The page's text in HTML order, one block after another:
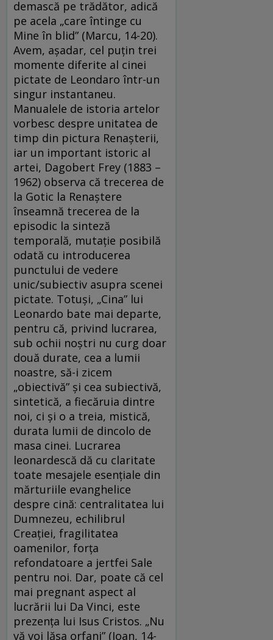
demască pe trădător, adică
pe acela „care întinge cu
Mine în blid” (Marcu, 14-20).
Avem, așadar, cel puțin trei
momente diferite al cinei
pictate de Leondaro într-un
singur instantaneu.
Manualele de istoria artelor
vorbesc despre unitatea de
timp din pictura Renașterii,
iar un important istoric al
artei, Dagobert Frey (1883 –
1962) observa că trecerea de
la Gotic la Renaștere
înseamnă trecerea de la
episodic la sinteză
temporală, mutație posibilă
odată cu introducerea
punctului de vedere
unic/subiectiv asupra scenei
pictate. Totuși, „Cina” lui
Leonardo bate mai departe,
pentru că, privind lucrarea,
sub ochii noștri nu curg doar
două durate, cea a lumii
noastre, să-i zicem
„obiectivă” și cea subiectivă,
sintetică, a fiecăruia dintre
noi, ci și o a treia, mistică,
durata lumii de dincolo de
masa cinei. Lucrarea
leonardescă dă cu claritate
toate mesajele esențiale din
mărturiile evanghelice
despre cină: centralitatea lui
Dumnezeu, echilibrul
Creației, fragilitatea
oamenilor, forța
refondatoare a jertfei Sale
pentru noi. Dar, poate că cel
mai pregnant aspect al
lucrării lui Da Vinci, este
prezența lui Isus Cristos. „Nu
vă voi lăsa orfani” (Ioan, 14-